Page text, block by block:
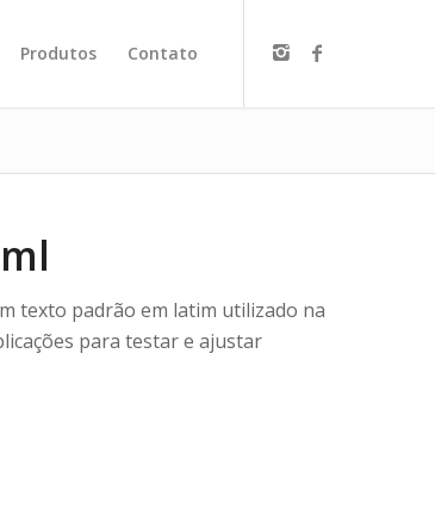
Produtos Contato
texto padrão em latim utilizado na
para testar e ajustar